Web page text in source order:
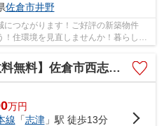
佐倉市井野
つながります！ご好評の新築物件
住環境を見直しませんか！暮らしの
料】佐倉市西志津 新築戸建て
万円
線 「志津」駅 徒歩13分